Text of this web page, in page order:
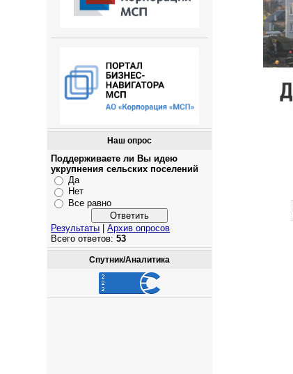
Наш опрос
Поддерживаете ли Вы идею
укрупнения сельских поселений
Да
Нет
Все равно
Результаты |Архив опросов
Всего ответов:53
Спутник/Аналитика